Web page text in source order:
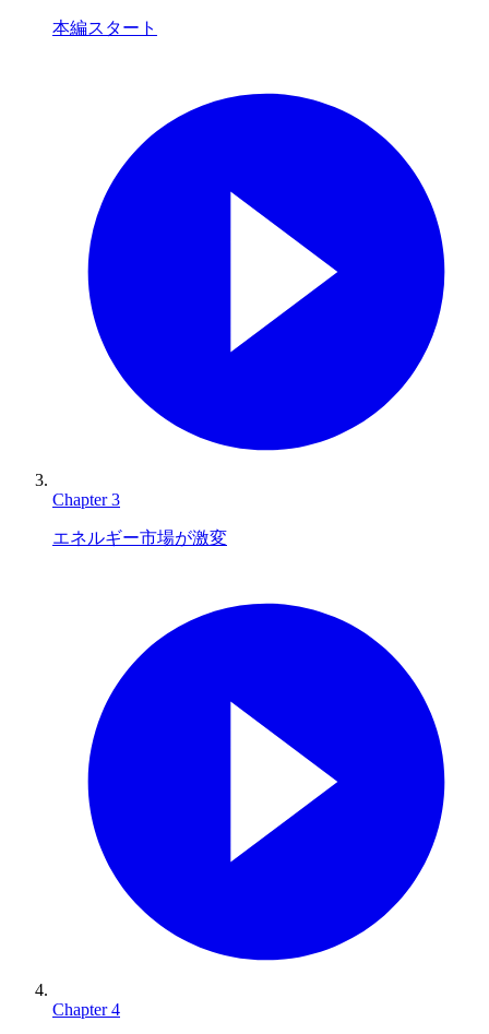
本編スタート
Chapter3
エネルギー市場が激変
Chapter4